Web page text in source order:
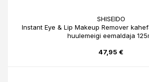
SHISEIDO
Instant Eye & Lip Makeup Remover
huulemeigi eemaldaja
47,95 €